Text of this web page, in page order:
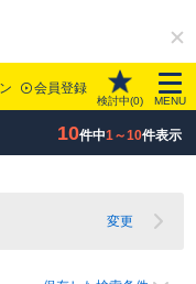
会員登録
検討中(0) MENU
10件中1～10件表示
変更